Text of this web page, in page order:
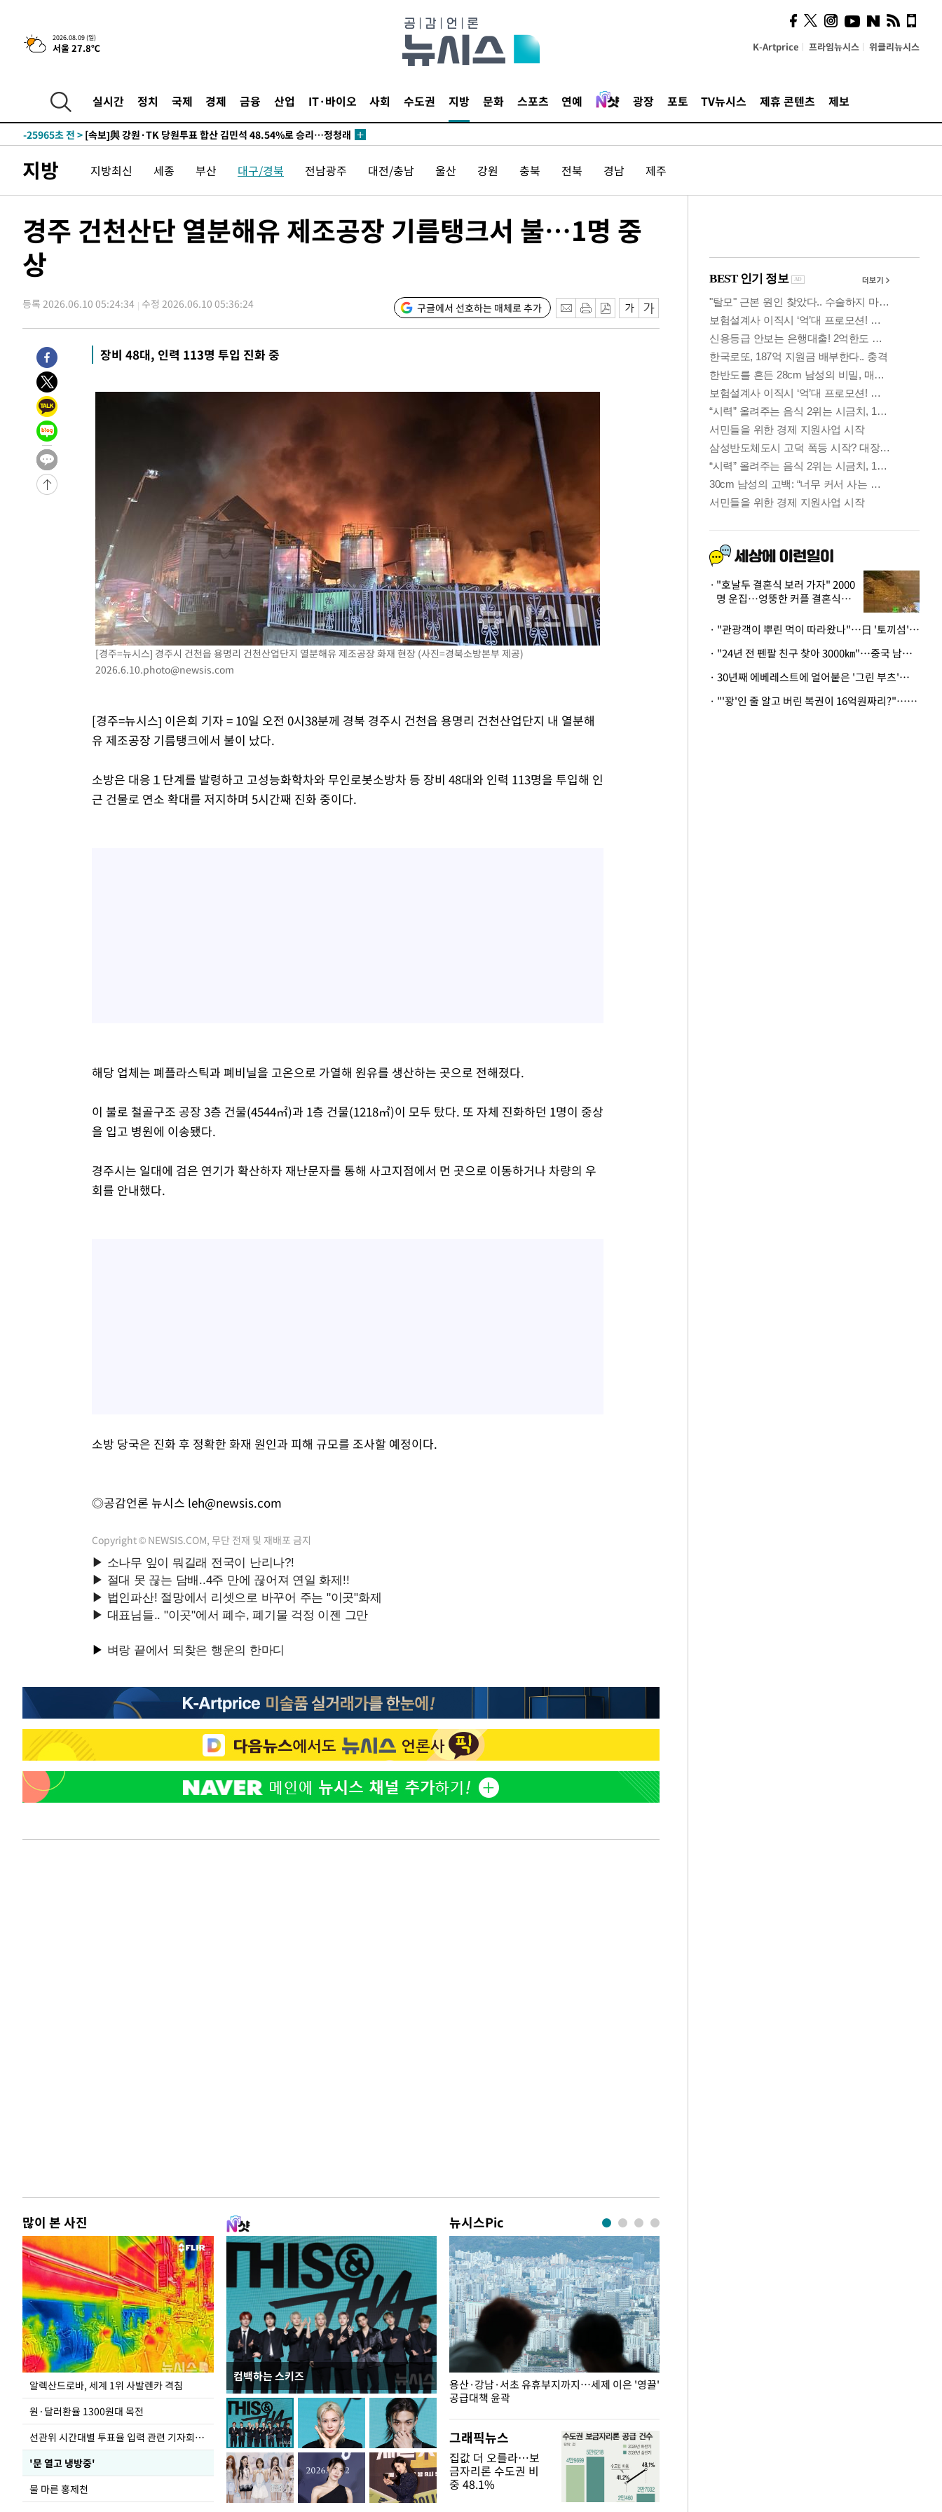
2026.08.09 (일)
서울 27.8℃ K-Artprice 프라임뉴시스 위클리뉴시스
실시간 정치 국제 경제 금융 산업 IT·바이오 사회 수도권 지방 문화 스포츠 연예 광장 포토 TV뉴시스 제휴 콘텐츠 제보
4시간 전 >[속보]美중부 사령관, 이스라엘 긴급방문 다중화된 전선 상황 논의
-29989초 전 >
태풍 돌핀, 중 저장성 타이저우시 해안에 상륙 (1보)
-27335초 전 >
-25965초 전 > [속보]與 강원·TK 당원투표 합산 김민석 48.54%로 승리…정청래
44.53%
-25139초 전 >
[속보]與전대 권리당원투표…강원·경북 김민석, 대구 정청래 승리
-24946초 전 >[속보]與 당대표 경선, 경북 권리당원 투표 김민석 47.37%·정청래
46.35%
-24645초 전 >[속보]與 당대표 경선, 강원 권리당원 투표 김민석 승리…50.30%
득표
-22563초 전 >
-15205초 전 >
-10497초 전 >손흥민, 68분 뛰고 2경기 침묵…LAFC, 톨루카에 1-0 승리(종합)
-9769초 전 >'2경기 연속 침묵' 손흥민, 톨루카전 68분만 뛰고 슈팅 0개
-8521초 전 >
이강인, 오늘 서울서 AT마드리드 입단식…'전례 없는 특급대우'
1시간 전 >
1시간 전 >
콜롬비아 신임 우파 대통령 취임 하루만에 차량폭탄 폭발 사건
3시간 전 >
3시간 전 >
4시간 전 >
[속보]美중부 사령관, 이스라엘 긴급방문 다중화된 전선 상황 논의
-30993초 전 >
이강인 ATM 입단식에 '상암벌 들썩'…"세계적인 선수 되길"
-29989초 전 >
태풍 돌핀, 중 저장성 타이저우시 해안에 상륙 (1보)
AT마드리드 데뷔 앞둔 이강인, 맨시티전 선발 대신 '벤치 시작'
[속보]與 강원·TK 당원투표 합산 김민석 48.54%로 승리…정청래
與 강원·TK 당원투표 합산 김민석 46.01%로 승리…정청래
[속보]與전대 권리당원투표…강원·경북 김민석, 대구 정청래 승리
[속보]與 당대표 경선, 경북 권리당원 투표 김민석 47.37%·정청래
[속보]與 당대표 경선, 대구 권리당원 투표 정청래 47.82%·김민석
[속보]與 당대표 경선, 강원 권리당원 투표 김민석 승리…50.30%
"일본축구협회, 대한축구협회 성 접대 의혹 심판 조사"
[속보]장은수, KLPGA 제주삼다수 역전 우승…데뷔 10년 차에 첫
'2경기 연속 침묵' 손흥민, 톨루카전 68분만 뛰고 슈팅 0개
이강인, 오늘 서울서 AT마드리드 입단식…'전례 없는 특급대우'
콜롬비아 신임 우파 대통령 취임 하루만에 차량폭탄 폭발 사건
튀르키예 외무장관, "메카 3국 방위협정은 이란이 목표 아냐 " 밝혀
지방 지방최신 세종 부산 대구/경북 전남광주 대전/충남 울산 강원 충북 전북 경남 제주
경주 건천산단 열분해유 제조공장 기름탱크서 불…1명 중
상
등록 2026.06.10 05:24:34 수정 2026.06.10 05:36:24 구글에서 선호하는 매체로 추가
장비 48대, 인력 113명 투입 진화 중
[경주=뉴시스] 경주시 건천읍 용명리 건천산업단지 열분해유 제조공장 화재 현장 (사진=경북소방본부 제공)
2026.6.10.photo@newsis.com
[경주=뉴시스] 이은희 기자 = 10일 오전 0시38분께 경북 경주시 건천읍 용명리 건천산업단지 내 열분해
유 제조공장 기름탱크에서 불이 났다.
소방은 대응１단계를 발령하고 고성능화학차와 무인로봇소방차 등 장비 48대와 인력 113명을 투입해 인
근 건물로 연소 확대를 저지하며 5시간째 진화 중이다.
해당 업체는 폐플라스틱과 폐비닐을 고온으로 가열해 원유를 생산하는 곳으로 전해졌다.
이 불로 철골구조 공장 3층 건물(4544㎡)과 1층 건물(1218㎡)이 모두 탔다. 또 자체 진화하던 1명이 중상
을 입고 병원에 이송됐다.
경주시는 일대에 검은 연기가 확산하자 재난문자를 통해 사고지점에서 먼 곳으로 이동하거나 차량의 우
회를 안내했다.
소방 당국은 진화 후 정확한 화재 원인과 피해 규모를 조사할 예정이다.
◎공감언론 뉴시스 leh@newsis.com
Copyright © NEWSIS.COM, 무단 전재 및 재배포 금지
많이 본 사진
알렉산드로바, 세계 1위 사발렌카 격침
원·달러환율 1300원대 목전
선관위 시간대별 투표율 입력 관련 기자회견하는 주진우 의원
'문 열고 냉방중'
물 마른 홍제천
컴백하는 스키즈
뉴시스Pic
주유소 기름값 12주째 하락, L당 1천800원대
용산·강남·서초 유휴부지까지…세제 이은 '영끌'
공급대책 윤곽
그래픽뉴스
집값 더 오를라…보
금자리론 수도권 비
중 48.1%
사이 해답 찾았죠"…알을
깨고 나온 '초자아'
"호날두 결혼식 보러 가자" 2000
명 운집…엉뚱한 커플 결혼식에
· "관광객이 뿌린 먹이 따라왔나"…日 '토끼섬' 멧돼지, 토끼까지 사냥
· "24년 전 펜팔 친구 찾아 3000㎞"…중국 남성 사연에 '뭉클'
· 30년째 에베레스트에 얼어붙은 '그린 부츠'…드디어 가족 품으로
· "'꽝'인 줄 알고 버린 복권이 16억원짜리?"…극적으로 되찾은 사연